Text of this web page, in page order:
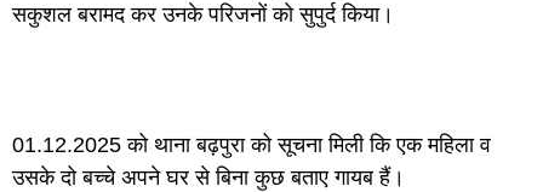
सकुशल बरामद कर उनके परिजनों को सुपुर्द किया।
01.12.2025 को थाना बढ़पुरा को सूचना मिली कि एक महिला व
उसके दो बच्चे अपने घर से बिना कुछ बताए गायब हैं।